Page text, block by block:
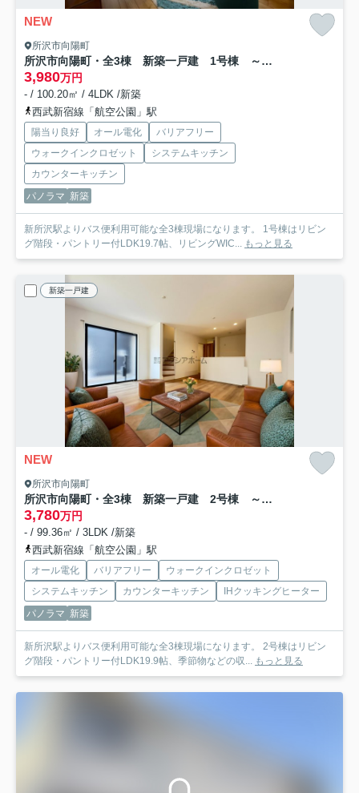
NEW
所沢市向陽町
所沢市向陽町・全3棟 新築一戸建 1号棟 ～オール電化～
3,980万円
- / 100.20㎡ / 4LDK /新築
西武新宿線「航空公園」駅
陽当り良好 オール電化
バリアフリー
ウォークインクロゼット
システムキッチン
カウンターキッチン
パノラマ 新築
新所沢駅よりバス便利用可能な全3棟現場になります。 1号棟はリビン
グ階段・パントリー付LDK19.7帖、リビングWIC... もっと見る
新築一戸建
NEW
所沢市向陽町
所沢市向陽町・全3棟 新築一戸建 2号棟 ～オール電化～
3,780万円
- / 99.36㎡ / 3LDK /新築
西武新宿線「航空公園」駅
オール電化 バリアフリー
ウォークインクロゼット
システムキッチン
カウンターキッチン
IHクッキングヒーター
パノラマ 新築
新所沢駅よりバス便利用可能な全3棟現場になります。 2号棟はリビン
グ階段・パントリー付LDK19.9帖、季節物などの収... もっと見る